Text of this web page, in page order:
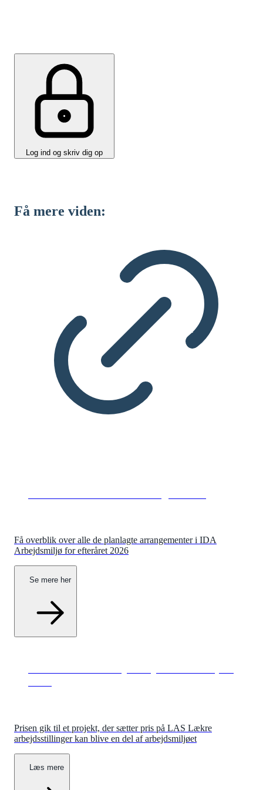
Log ind og skriv dig op
Få mere viden:
Få overblik over alle de planlagte arrangementer i IDA
Arbejdsmiljø for efteråret 2026
Se mere her
Prisen gik til et projekt, der sætter pris på LAS Lækre
arbejdsstillinger kan blive en del af arbejdsmiljøet
Læs mere